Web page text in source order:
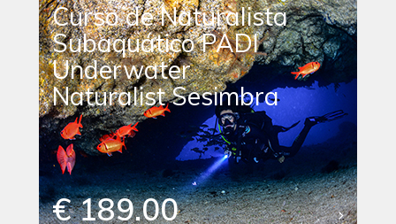
Curso de Naturalista
Subaquático PADI
Underwater
Naturalist Sesimbra
€ 189.00